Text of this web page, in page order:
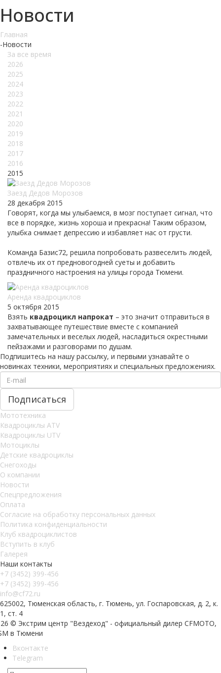
Новости
Главная
-Новости
За все время
2026
2025
2024
2023
2022
2021
2020
2019
2018
2017
2016
2015
Заезд Дедов Морозов
28 декабря 2015
Говорят, когда мы улыбаемся, в мозг поступает сигнал, что
все в порядке, жизнь хороша и прекрасна! Таким образом,
улыбка снимает депрессию и избавляет нас от грусти.
Команда Базис72, решила попробовать развеселить людей,
отвлечь их от предновогодней суеты и добавить
праздничного настроения на улицы города Тюмени.
Аренда квадроциклов
5 октября 2015
Взять квадроцикл напрокат – это значит отправиться в
захватывающее путешествие вместе с компанией
замечательных и веселых людей, насладиться окрестными
пейзажами и разговорами по душам.
Подпишитесь на нашу рассылку, и первыми узнавайте о
новинках техники, мероприятиях и специальных предложениях.
Мототехника
Квадроциклы ATV
Квадроциклы UTV
Мотоциклы
Детские квадроциклы
Снегоходы
О компании
Новости
Спецпредложения
Оплата
Согласие на обработку персональных данных
Политика конфиденциальности
Клуб квадроциклистов
Вступить в клуб
Галерея
Наши контакты
+7 (3452) 399-456
+7 (3452) 399-456
info@cf72.ru
625002, Тюменская область, г. Тюмень, ул. Госпаровская, д. 2, к.
1, ст. 4
© Экстрим центр "Вездеход" - официальный дилер CFMOTO,
в Тюмени
Вконтакте
Telegram